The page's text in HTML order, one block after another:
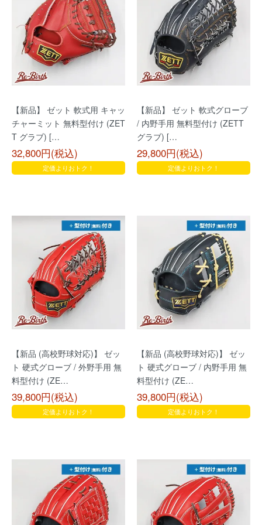
【新品】 ゼット 軟式用 キャッ
チャーミット 無料型付け (ZET
T グラブ) […
32,800円(税込)
定価よりおトク！
【新品】 ゼット 軟式グローブ
/ 内野手用 無料型付け (ZETT
グラブ) […
29,800円(税込)
定価よりおトク！
【新品 (高校野球対応)】 ゼッ
ト 硬式グローブ / 外野手用 無
料型付け (ZE…
39,800円(税込)
定価よりおトク！
【新品 (高校野球対応)】 ゼッ
ト 硬式グローブ / 内野手用 無
料型付け (ZE…
39,800円(税込)
定価よりおトク！